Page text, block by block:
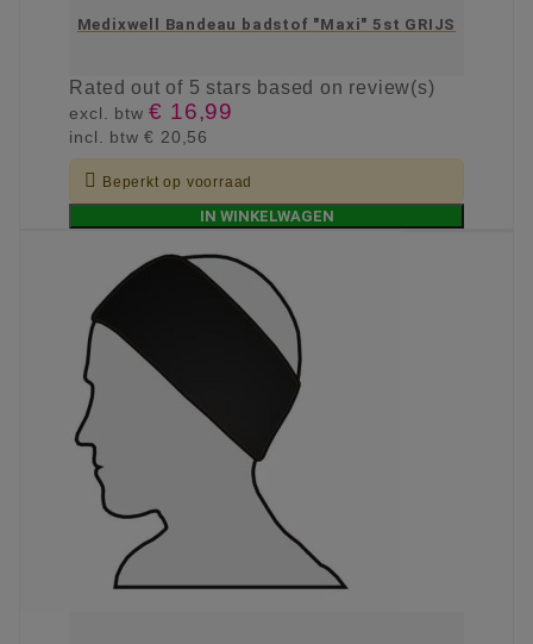
Medixwell Bandeau badstof "Maxi" 5st GRIJS
Ratedout of 5 stars based on review(s)
excl. btw€ 16,99
incl. btw€ 20,56
 Beperkt op voorraad
IN WINKELWAGEN